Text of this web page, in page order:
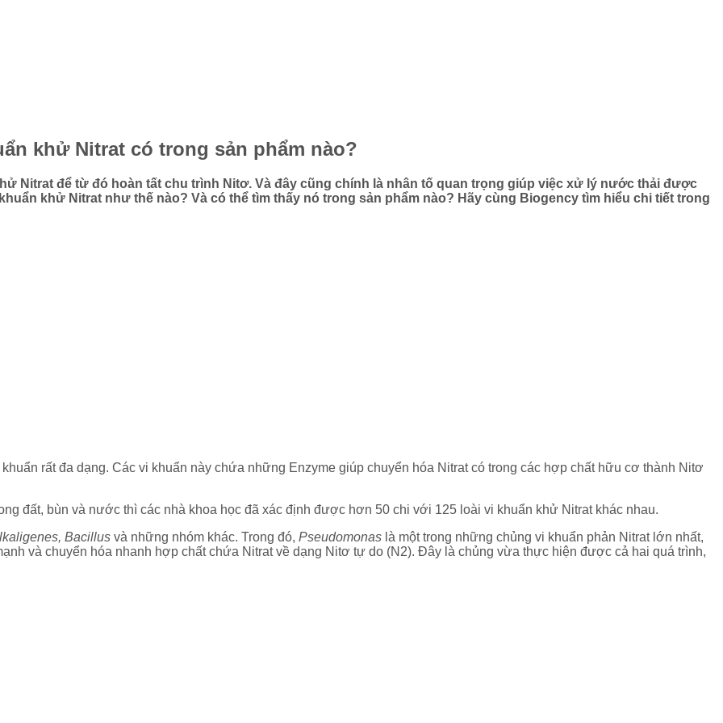
khử Nitrat có trong sản phẩm nào?
Nitrat để từ đó hoàn tất chu trình Nitơ. Và đây cũng chính là nhân tố quan trọng giúp việc xử lý nước thải được
khử Nitrat như thế nào? Và có thể tìm thấy nó trong sản phẩm nào? Hãy cùng Biogency tìm hiểu chi tiết trong
rất đa dạng. Các vi khuẩn này chứa những Enzyme giúp chuyển hóa Nitrat có trong các hợp chất hữu cơ thành Nitơ
đất, bùn và nước thì các nhà khoa học đã xác định được hơn 50 chi với 125 loài vi khuẩn khử Nitrat khác nhau.
Bacillus và những nhóm khác. Trong đó, Pseudomonas là một trong những chủng vi khuẩn phản Nitrat lớn nhất,
và chuyển hóa nhanh hợp chất chứa Nitrat về dạng Nitơ tự do (N2). Đây là chủng vừa thực hiện được cả hai quá trình,